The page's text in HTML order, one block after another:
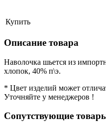
Купить
Описание товара
Наволочка шьется из
хлопок, 40% п\э.
* Цвет изделий может
Уточняйте у менеджеров !
Сопутствующие